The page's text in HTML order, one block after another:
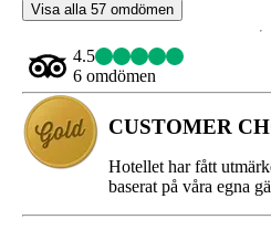
Visa alla 57 omdömen
4.5
6 omdömen
CUSTOMER
Hotellet har fått
baserat på våra egna